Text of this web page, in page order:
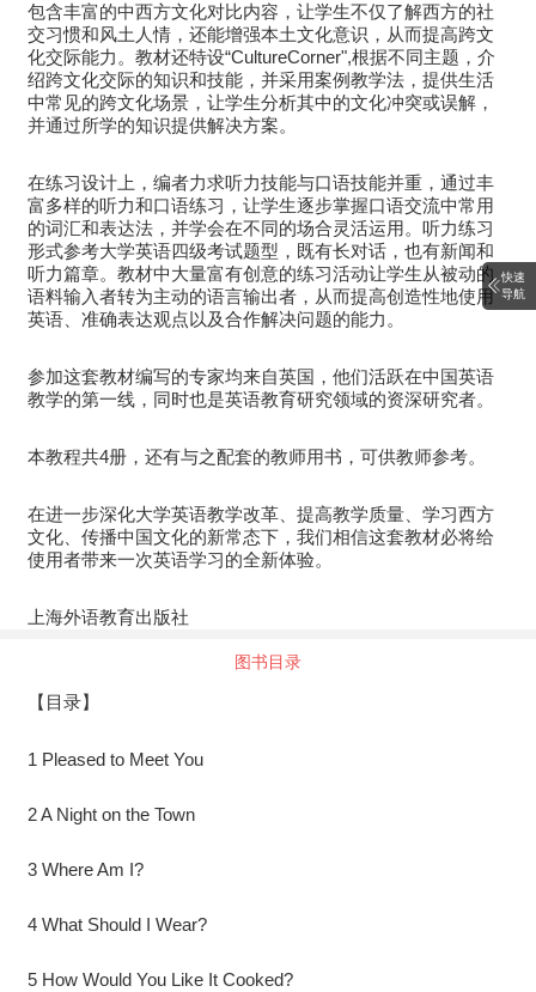
包含丰富的中西方文化对比内容，让学生不仅了解西方的社
交习惯和风土人情，还能增强本土文化意识，从而提高跨文
化交际能力。教材还特设“CultureCorner",根据不同主题，介
绍跨文化交际的知识和技能，并采用案例教学法，提供生活
中常见的跨文化场景，让学生分析其中的文化冲突或误解，
并通过所学的知识提供解决方案。
在练习设计上，编者力求听力技能与口语技能并重，通过丰
富多样的听力和口语练习，让学生逐步掌握口语交流中常用
的词汇和表达法，并学会在不同的场合灵活运用。听力练习
形式参考大学英语四级考试题型，既有长对话，也有新闻和
听力篇章。教材中大量富有创意的练习活动让学生从被动的
语料输入者转为主动的语言输出者，从而提高创造性地使用
英语、准确表达观点以及合作解决问题的能力。
参加这套教材编写的专家均来自英国，他们活跃在中国英语
教学的第一线，同时也是英语教育研究领域的资深研究者。
本教程共4册，还有与之配套的教师用书，可供教师参考。
在进一步深化大学英语教学改革、提高教学质量、学习西方
文化、传播中国文化的新常态下，我们相信这套教材必将给
使用者带来一次英语学习的全新体验。
上海外语教育出版社
图书目录
【目录】
1 Pleased to Meet You
2 A Night on the Town
3 Where Am I?
4 What Should I Wear?
5 How Would You Like It Cooked?
快速
导航